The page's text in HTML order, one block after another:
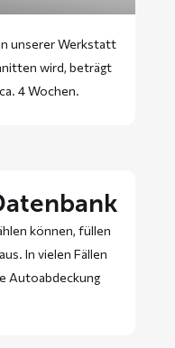
unserer Werkstatt
wird, beträgt
4 Wochen.
können, füllen
aus. In vielen Fällen
Autoabdeckung